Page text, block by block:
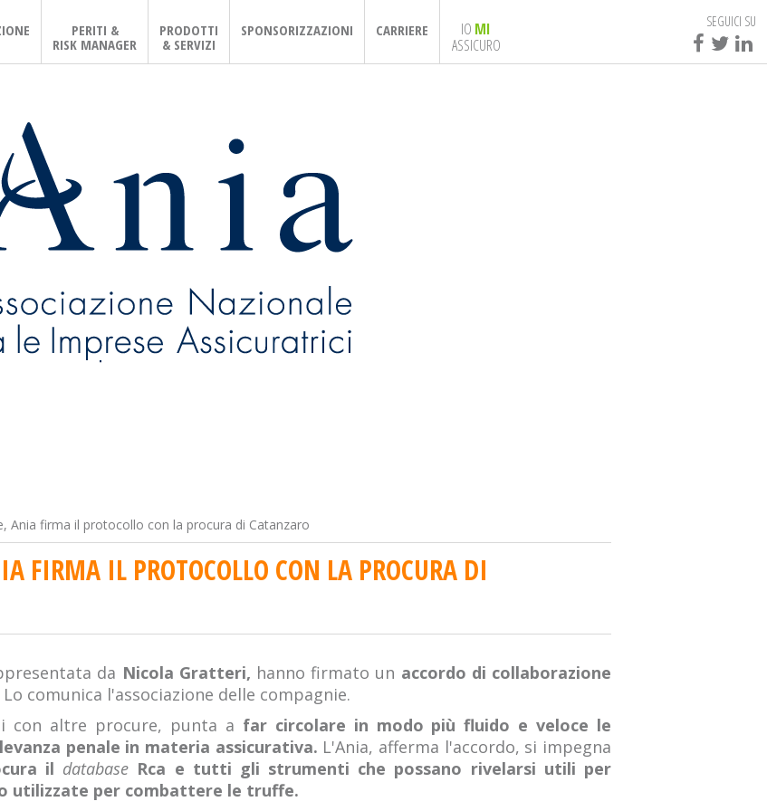
PERITI &
RISK MANAGER
PRODOTTI
& SERVIZI
SPONSORIZZAZIONI CARRIERE IO MI
ASSICURO
SEGUICI SU
Ania firma il protocollo con la procura di Catanzaro
IL PROTOCOLLO CON LA PROCURA DI
da Nicola Gratteri, hanno firmato un accordo di collaborazione
Lo comunica l'associazione delle compagnie.
con altre procure, punta a far circolare in modo più fluido e veloce le
penale in materia assicurativa. L'Ania, afferma l'accordo, si impegna
il database Rca e tutti gli strumenti che possano rivelarsi utili per
utilizzate per combattere le truffe.